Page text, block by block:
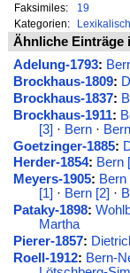
Faksimiles:
19
Kategorien:
Ähnliche Einträge
Adelung-1793:
Brockhaus-1809:
Brockhaus-1837:
Brockhaus-1911:
[3] · Bern·
Goetzinger-1885:
Herder-1854: Bern
Meyers-1905: Bern
[1] · Bern [2] ·
Pataky-1898:
Martha
Pierer-1857:
Roell-1912: Bern-